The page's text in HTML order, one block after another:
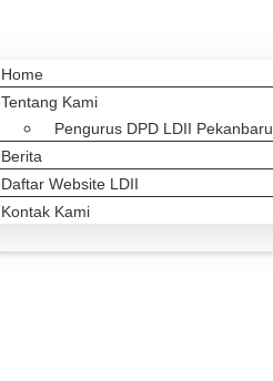
Home
Tentang Kami
Pengurus DPD LDII Pekanbaru
Berita
Daftar Website LDII
Kontak Kami